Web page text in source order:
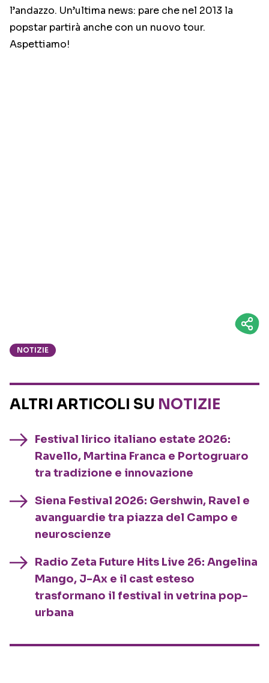
l’andazzo. Un’ultima news: pare che nel 2013 la
popstar partirà anche con un nuovo tour.
Aspettiamo!
NOTIZIE
ALTRI ARTICOLI SU NOTIZIE
Festival lirico italiano estate 2026:
Ravello, Martina Franca e Portogruaro
tra tradizione e innovazione
Siena Festival 2026: Gershwin, Ravel e
avanguardie tra piazza del Campo e
neuroscienze
Radio Zeta Future Hits Live 26: Angelina
Mango, J-Ax e il cast esteso
trasformano il festival in vetrina pop-
urbana